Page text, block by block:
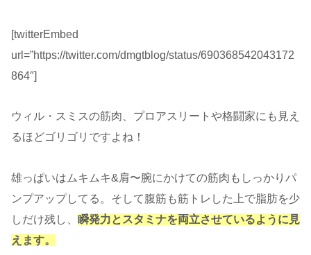
[twitterEmbed
url=”https://twitter.com/dmgtblog/status/690368542043172
864″]
ウィル・スミスの筋肉、プロアスリートや格闘家にも見え
るほどゴリゴリですよね！
雄っぱいはムキムキ&肩〜腕にかけての筋肉もしっかりパ
ンプアップしてる。そして腹筋も筋トレした上で脂肪を少
しだけ残し、 瞬発力とスタミナを両立させているように見
えます。